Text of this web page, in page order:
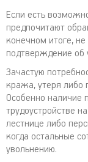
Если есть
предпочитают
конечном итоге,
подтверждение об
Зачастую
кража, утеря либо
Особенно наличие
трудоустройстве
лестнице либо
когда остальные
увольнению.